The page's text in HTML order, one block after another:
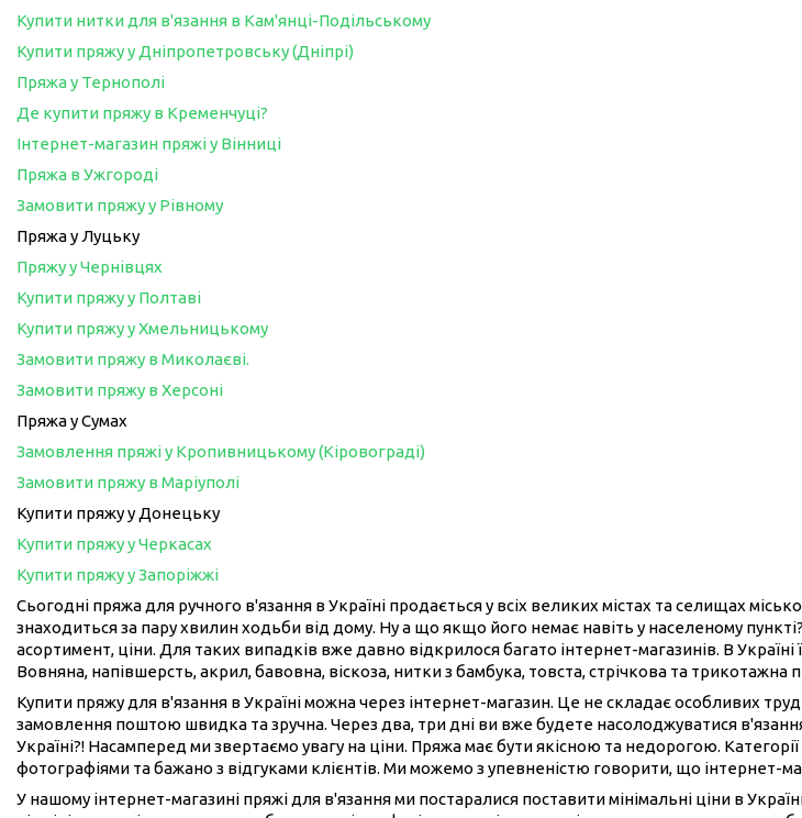
Купити нитки для в'язання в Кам'янці-Подільському
Купити пряжу у Дніпропетровську (Дніпрі)
Пряжа у Тернополі
Де купити пряжу в Кременчуці?
Інтернет-магазин пряжі у Вінниці
Пряжа в Ужгороді
Замовити пряжу у Рівному
Пряжа у Луцьку
Пряжу у Чернівцях
Купити пряжу у Полтаві
Купити пряжу у Хмельницькому
Замовити пряжу в Миколаєві.
Замовити пряжу в Херсоні
Пряжа у Сумах
Замовлення пряжі у Кропивницькому (Кіровограді)
Замовити пряжу в Маріуполі
Купити пряжу у Донецьку
Купити пряжу у Черкасах
Купити пряжу у Запоріжжі
Сьогодні пряжа для ручного в'язання в Україні продається у всіх великих містах та селищах
знаходиться за пару хвилин ходьби від дому. Ну а що якщо його немає навіть у населеному
асортимент, ціни. Для таких випадків вже давно відкрилося багато інтернет-магазинів. В
Вовняна, напівшерсть, акрил, бавовна, віскоза, нитки з бамбука, товста, стрічкова та трикотажна
Купити пряжу для в'язання в Україні можна через інтернет-магазин. Це не складає особливих
замовлення поштою швидка та зручна. Через два, три дні ви вже будете насолоджуватися
Україні?! Насамперед ми звертаємо увагу на ціни. Пряжа має бути якісною та недорогою.
фотографіями та бажано з відгуками клієнтів. Ми можемо з упевненістю говорити, що інтернет-
У нашому інтернет-магазині пряжі для в'язання ми постаралися поставити мінімальні ціни в